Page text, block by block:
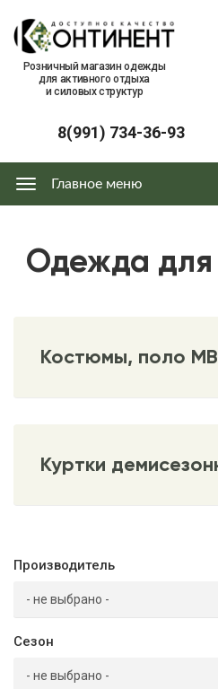
основному
содержанию
Розничный магазин одежды
для активного отдыха
и силовых структур
8(991) 734-36-93
Главное
меню
Главное меню
Одежда
Костюмы, поло
Куртки
Производитель
Сезон